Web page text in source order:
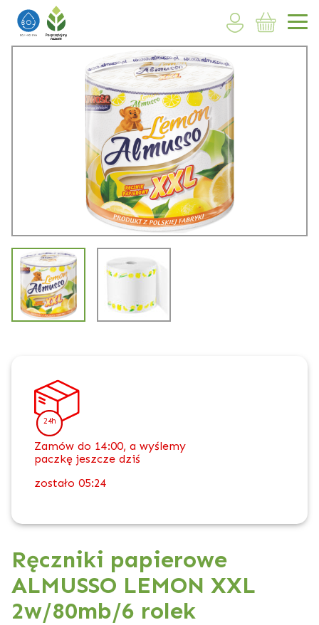
24h
Zamów do 14:00, a wyślemy
paczkę jeszcze dziś
zostało 05:24
Ręczniki papierowe
ALMUSSO LEMON XXL
2w/80mb/6 rolek